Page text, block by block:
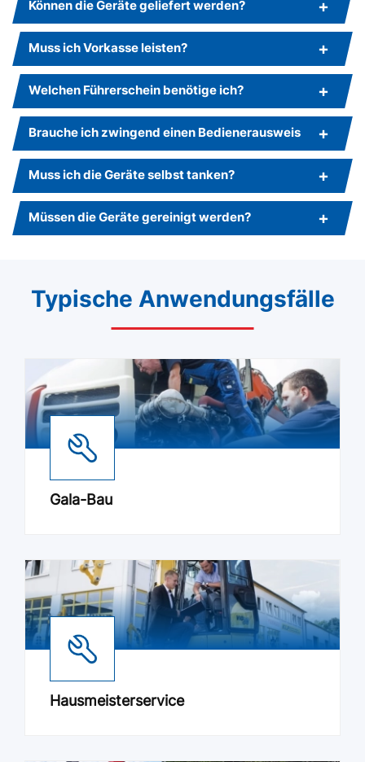
Können die Geräte geliefert werden?
Muss ich Vorkasse leisten?
Welchen Führerschein benötige ich?
Brauche ich zwingend einen Bedienerausweis
Muss ich die Geräte selbst tanken?
Müssen die Geräte gereinigt werden?
Typische Anwendungsfälle
Gala-Bau
Hausmeisterservice